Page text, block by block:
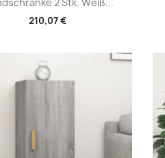
2 Stk. Weiß...
210,07 €